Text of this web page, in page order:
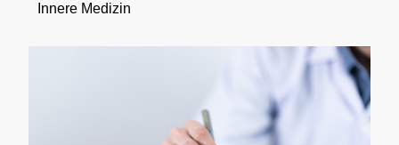
Innere Medizin